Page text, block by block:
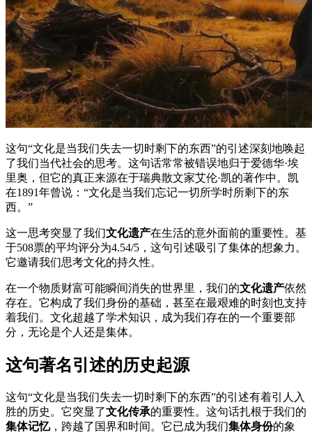
这句“文化是当我们失去一切时剩下的东西”的引述深刻地唤起
了我们当代社会的思考。这句话常常被错误地归于爱德华·埃
里奥，但它的真正来源在于瑞典散文家艾伦·凯的著作中。凯
在1891年曾说：“文化是当我们忘记一切所学时所剩下的东
西。”
这一思考突显了我们文化遗产在生活的意外面前的重要性。基
于508票的平均评分为4.54/5，这句引述吸引了集体的想象力。
它邀请我们思考文化的持久性。
在一个物质财富可能瞬间消失的世界里，我们的文化遗产依然
存在。它构成了我们身份的基础，甚至在最艰难的时刻也支持
着我们。文化超越了学术知识，成为我们存在的一个重要部
分，无论是个人还是集体。
这句著名引述的历史起源
这句“文化是当我们失去一切时剩下的东西”的引述有着引人入
胜的历史。它突显了文化传承的重要性。这句话扎根于我们的
集体记忆，跨越了国界和时间。它已成为我们集体身份的象